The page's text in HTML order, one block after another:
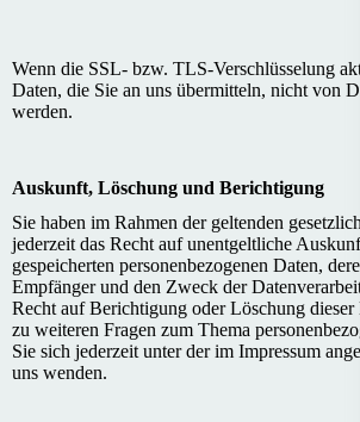
Wenn die SSL- bzw. TLS-Verschlüsselung
Daten, die Sie an uns übermitteln, nicht von
werden.
Auskunft, Löschung und Berichtigung
Sie haben im Rahmen der geltenden
jederzeit das Recht auf unentgeltliche
gespeicherten personenbezogenen Daten,
Empfänger und den Zweck der
Recht auf Berichtigung oder Löschung
zu weiteren Fragen zum Thema
Sie sich jederzeit unter der im Impressum
uns wenden.